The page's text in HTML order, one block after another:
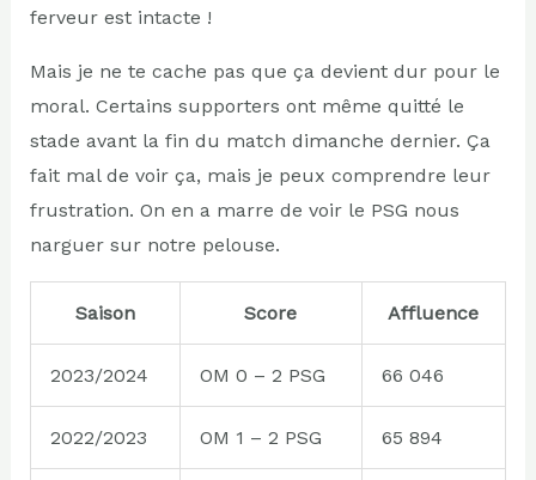
ferveur est intacte !
Mais je ne te cache pas que ça devient dur pour le
moral. Certains supporters ont même quitté le
stade avant la fin du match dimanche dernier. Ça
fait mal de voir ça, mais je peux comprendre leur
frustration. On en a marre de voir le PSG nous
narguer sur notre pelouse.
Saison Score Affluence
2023/2024 OM 0 – 2 PSG 66 046
2022/2023 OM 1 – 2 PSG 65 894